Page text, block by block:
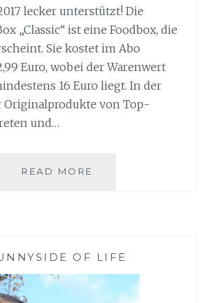
lecker unterstützt! Die
„Classic“ ist eine Foodbox, die
Sie kostet im Abo
Euro, wobei der Warenwert
16 Euro liegt. In der
Originalprodukte von Top-
und…
READ MORE
OF LIFE